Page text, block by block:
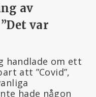
av
var
handlade om ett
att ”Covid”,
hade någon